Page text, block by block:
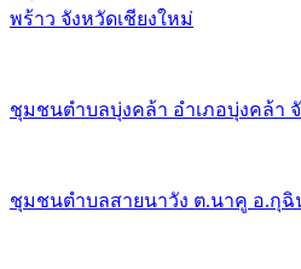
พร้าว จังหวัดเชียงใหม่
ชุมชนตำบลบุ่งคล้า อำเภอบุ่งคล้า
ชุมชนตำบลสายนาวัง ต.นาคู อ.กุ